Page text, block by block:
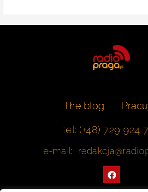
The blog
tel: (+48) 729 924
e-mail:
F
a
c